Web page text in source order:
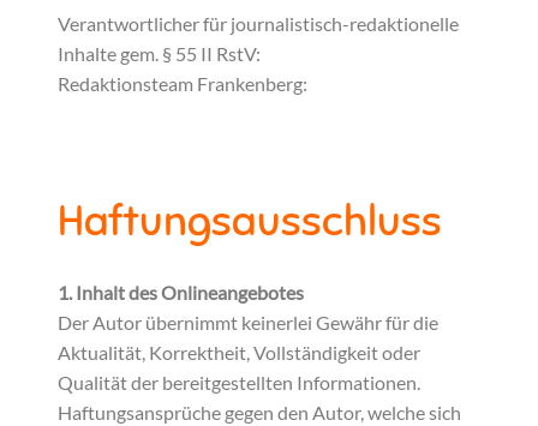
Verantwortlicher für journalistisch-redaktionelle
Inhalte gem. § 55 II RstV:
Redaktionsteam Frankenberg:
Haftungsausschluss
1. Inhalt des Onlineangebotes
Der Autor übernimmt keinerlei Gewähr für die
Aktualität, Korrektheit, Vollständigkeit oder
Qualität der bereitgestellten Informationen.
Haftungsansprüche gegen den Autor, welche sich